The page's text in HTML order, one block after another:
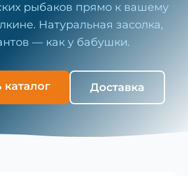
рыбаков прямо к вашему
Натуральная засолка,
— как у бабушки.
Доставка